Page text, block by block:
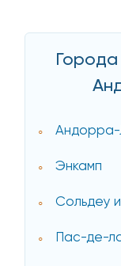
Андорра-
Энкамп
Сольдеу
Пас-де-